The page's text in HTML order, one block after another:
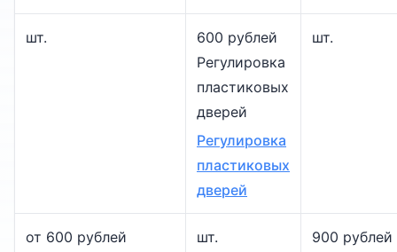
шт.
600 рублей
Регулировка
пластиковых
дверей
Регулировка
пластиковых
дверей
шт.
от 600 рублей
шт.
900 рублей